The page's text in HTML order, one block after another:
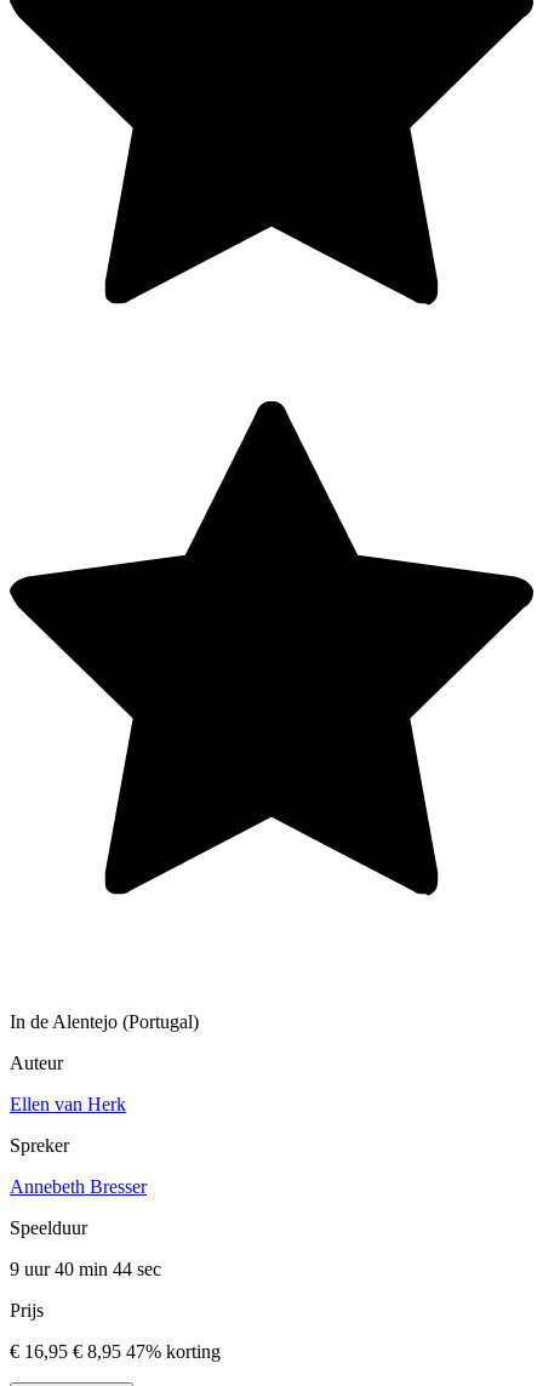
In de Alentejo (Portugal)
Auteur
Ellen van Herk
Spreker
Annebeth Bresser
Speelduur
9 uur 40 min 44 sec
Prijs
€ 16,95 € 8,95 47% korting